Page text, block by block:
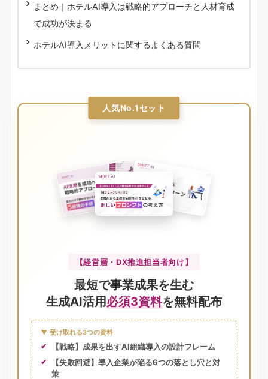
まとめ｜ホテルAI導入は戦略的アプローチと人材育成
で成功が決まる
ホテルAI導入メリットに関するよくある質問
人気No.1セット
【経営層・DX推進担当者向け】
最短で事業成果を生む
生成AI活用必須3資料を無料配布
▼ 受け取れる3つの資料
【戦略】成果を出すAI組織導入の設計フレーム
【失敗回避】導入企業が陥る6つの落とし穴と対
策